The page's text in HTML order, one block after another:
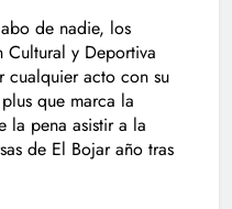
de nadie, los
y Deportiva
cualquier acto con su
que marca la
la pena asistir a la
de El Bojar año tras